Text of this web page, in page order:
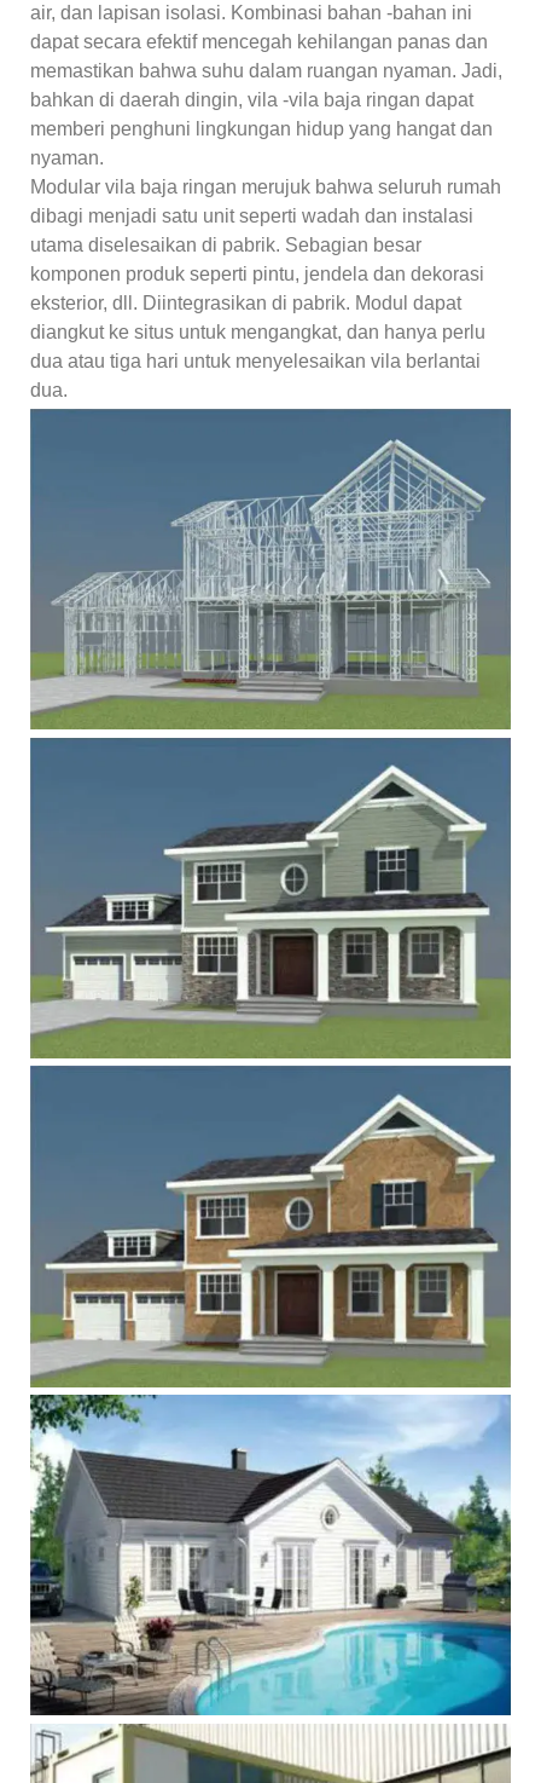
air, dan lapisan isolasi. Kombinasi bahan -bahan ini
dapat secara efektif mencegah kehilangan panas dan
memastikan bahwa suhu dalam ruangan nyaman. Jadi,
bahkan di daerah dingin, vila -vila baja ringan dapat
memberi penghuni lingkungan hidup yang hangat dan
nyaman.
Modular vila baja ringan merujuk bahwa seluruh rumah
dibagi menjadi satu unit seperti wadah dan instalasi
utama diselesaikan di pabrik. Sebagian besar
komponen produk seperti pintu, jendela dan dekorasi
eksterior, dll. Diintegrasikan di pabrik. Modul dapat
diangkut ke situs untuk mengangkat, dan hanya perlu
dua atau tiga hari untuk menyelesaikan vila berlantai
dua.